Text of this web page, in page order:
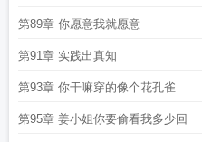
第89章 你愿意我就愿意
第91章 实践出真知
第93章 你干嘛穿的像个花孔雀
第95章 姜小姐你要偷看我多少回